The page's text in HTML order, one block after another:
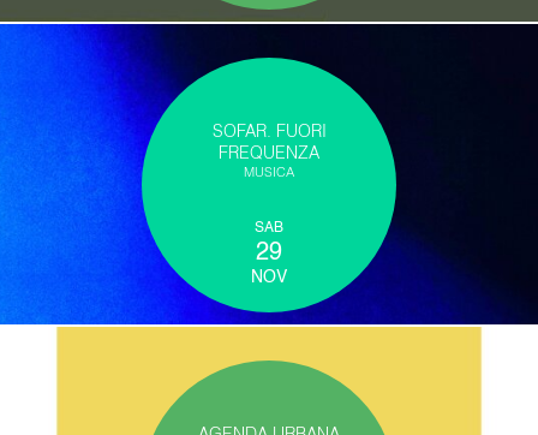
SOFAR. FUORI
FREQUENZA
MUSICA
SAB
29
NOV